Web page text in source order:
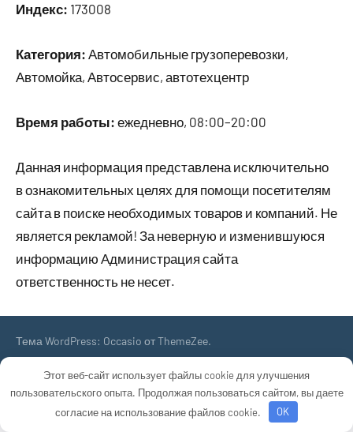
Индекс: 173008
Категория: Автомобильные грузоперевозки,
Автомойка, Автосервис, автотехцентр
Время работы: ежедневно, 08:00–20:00
Данная информация представлена исключительно
в ознакомительных целях для помощи посетителям
сайта в поиске необходимых товаров и компаний. Не
является рекламой! За неверную и изменившуюся
информацию Администрация сайта
ответственность не несет.
Тема WordPress: Occasio от ThemeZee.
Этот веб-сайт использует файлы cookie для улучшения
пользовательского опыта. Продолжая пользоваться сайтом, вы даете
согласие на использование файлов cookie.
OK